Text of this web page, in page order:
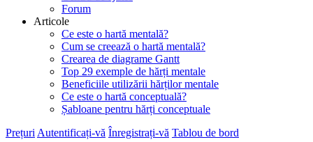
Forum
Articole
Ce este o hartă mentală?
Cum se creează o hartă mentală?
Crearea de diagrame Gantt
Top 29 exemple de hărți mentale
Beneficiile utilizării hărților mentale
Ce este o hartă conceptuală?
Șabloane pentru hărți conceptuale
Prețuri Autentificați-vă Înregistrați-vă Tablou de bord